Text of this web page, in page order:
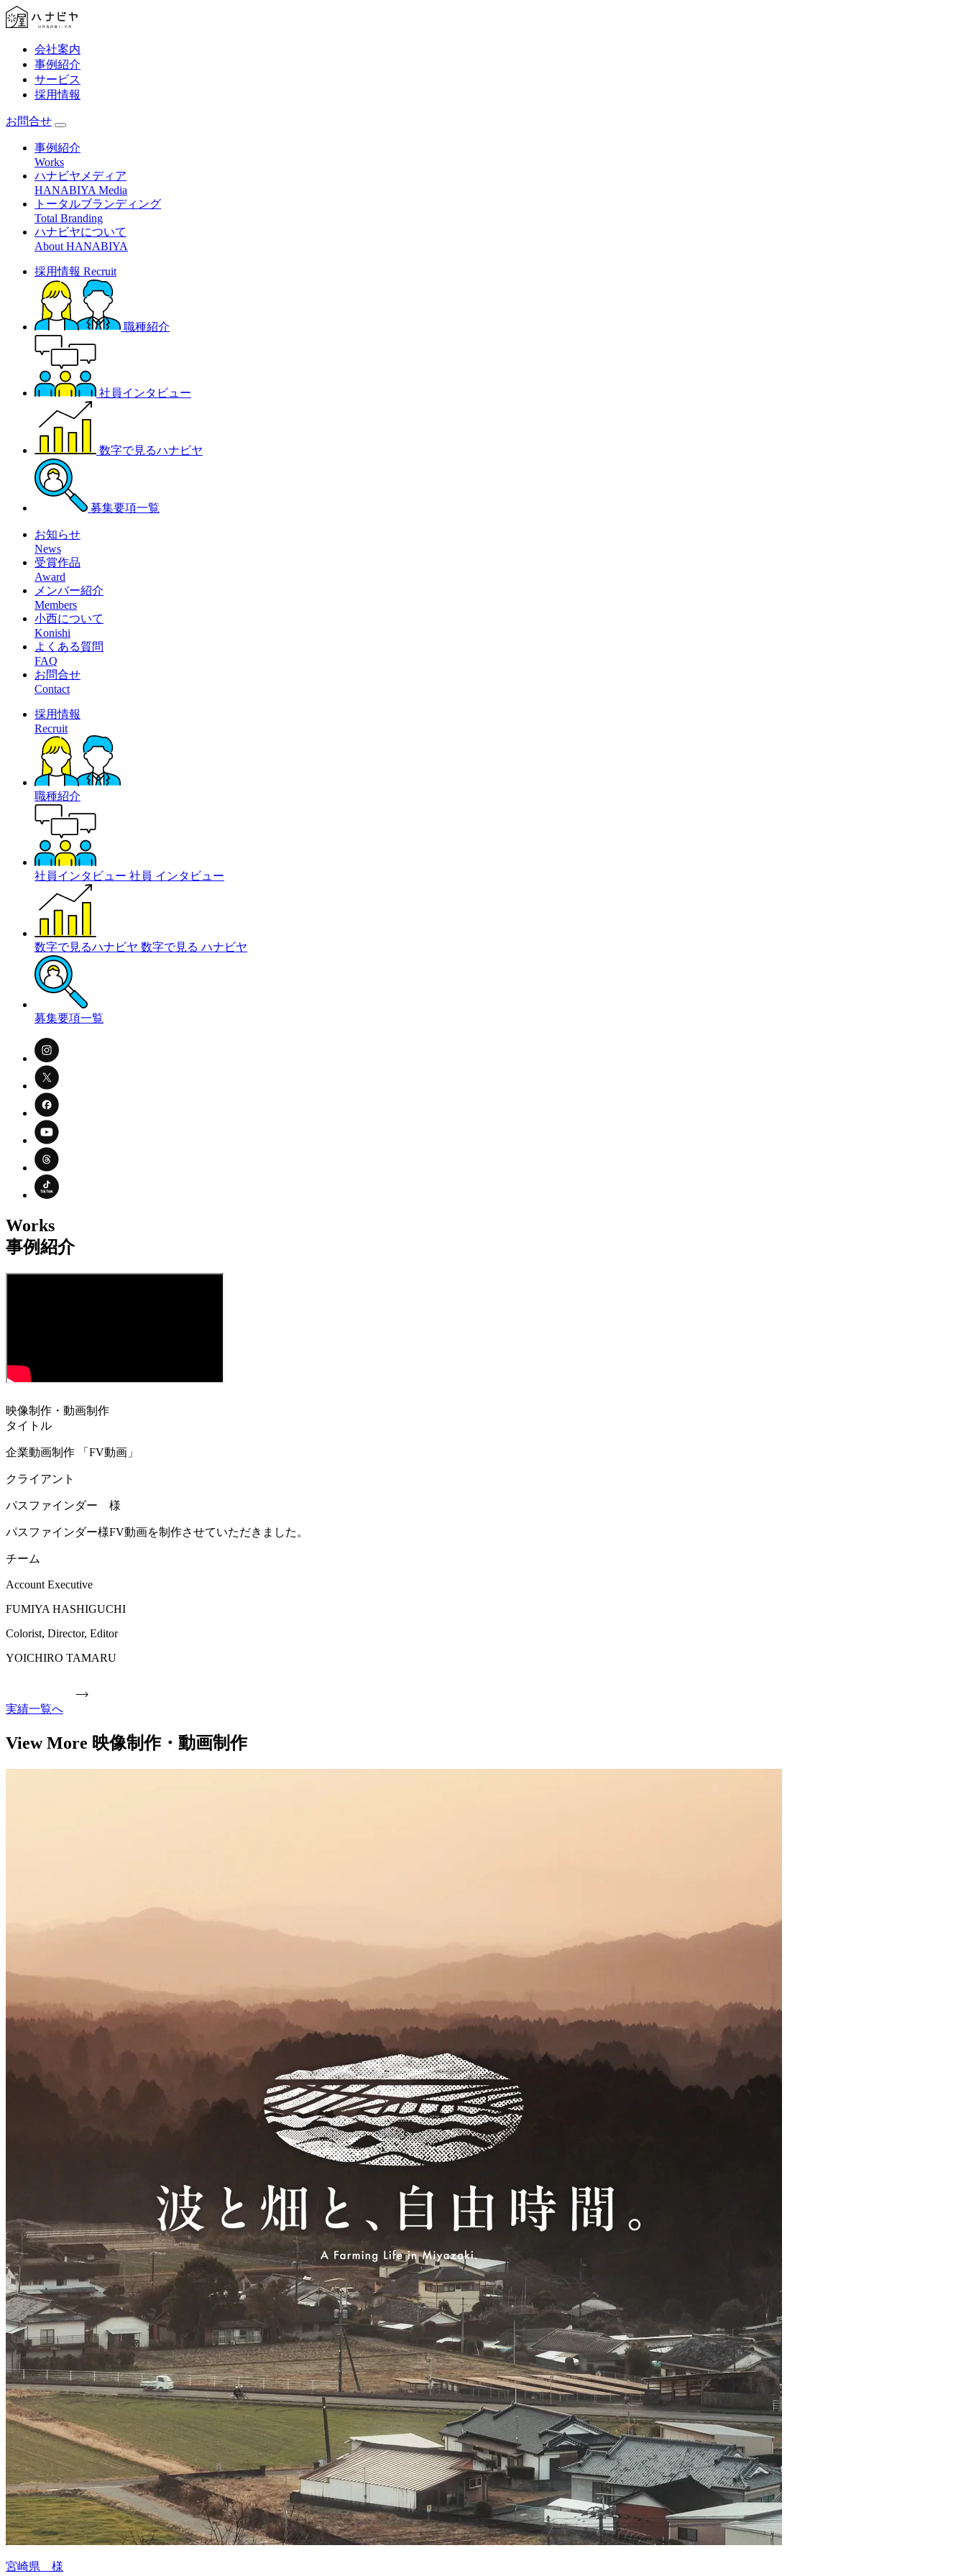
会社案内
事例紹介
サービス
採用情報
お問合せ
事例紹介
Works
ハナビヤメディア
HANABIYA Media
トータルブランディング
Total Branding
ハナビヤについて
About HANABIYA
採用情報 Recruit
職種紹介
社員インタビュー
数字で見るハナビヤ
募集要項一覧
お知らせ
News
受賞作品
Award
メンバー紹介
Members
小西について
Konishi
よくある質問
FAQ
お問合せ
Contact
採用情報
Recruit
職種紹介
社員インタビュー 社員 インタビュー
数字で見るハナビヤ 数字で見る ハナビヤ
募集要項一覧
Works
事例紹介
映像制作・動画制作
タイトル
企業動画制作 「FV動画」
クライアント
パスファインダー 様
パスファインダー様FV動画を制作させていただきました。
チーム
Account Executive
FUMIYA HASHIGUCHI
Colorist, Director, Editor
YOICHIRO TAMARU
実績一覧へ
View More 映像制作・動画制作
宮崎県 様